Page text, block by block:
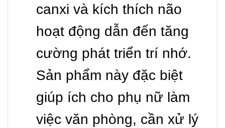
canxi và kích thích não
hoạt động dẫn đến tăng
cường phát triển trí nhớ.
Sản phẩm này đặc biệt
giúp ích cho phụ nữ làm
việc văn phòng, cần xử lý